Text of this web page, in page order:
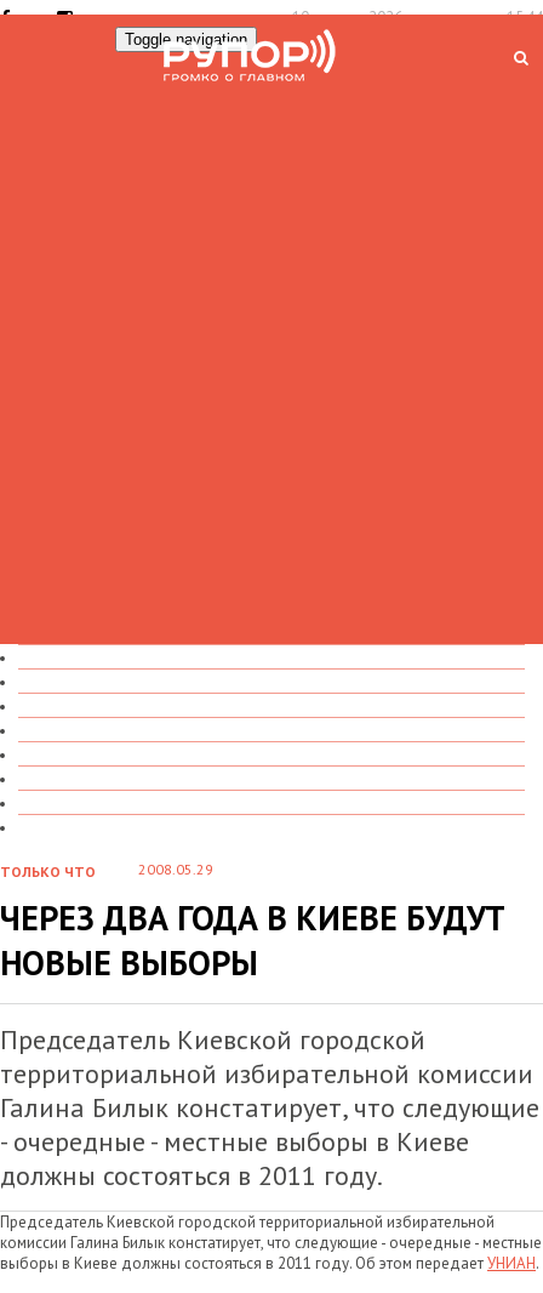
10 августа 2026, понедельник 15:44
Toggle navigation
ТОЛЬКО ЧТО 2008.05.29
ЧЕРЕЗ ДВА ГОДА В КИЕВЕ БУДУТ
НОВЫЕ ВЫБОРЫ
Председатель Киевской городской
территориальной избирательной комиссии
Галина Билык констатирует, что следующие
- очередные - местные выборы в Киеве
должны состояться в 2011 году.
Председатель Киевской городской территориальной избирательной
комиссии Галина Билык констатирует, что следующие - очередные - местные
выборы в Киеве должны состояться в 2011 году. Об этом передаетУНИАН.